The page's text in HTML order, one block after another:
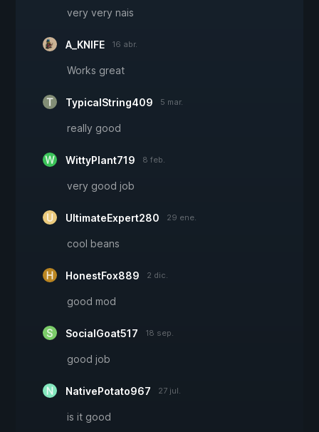
very very nais
A_KNIFE 16 abr.
Works great
TypicalString409 5 mar.
really good
WittyPlant719 8 feb.
very good job
UltimateExpert280 29 ene.
cool beans
HonestFox889 2 dic.
good mod
SocialGoat517 18 sep.
good job
NativePotato967 27 jul.
is it good